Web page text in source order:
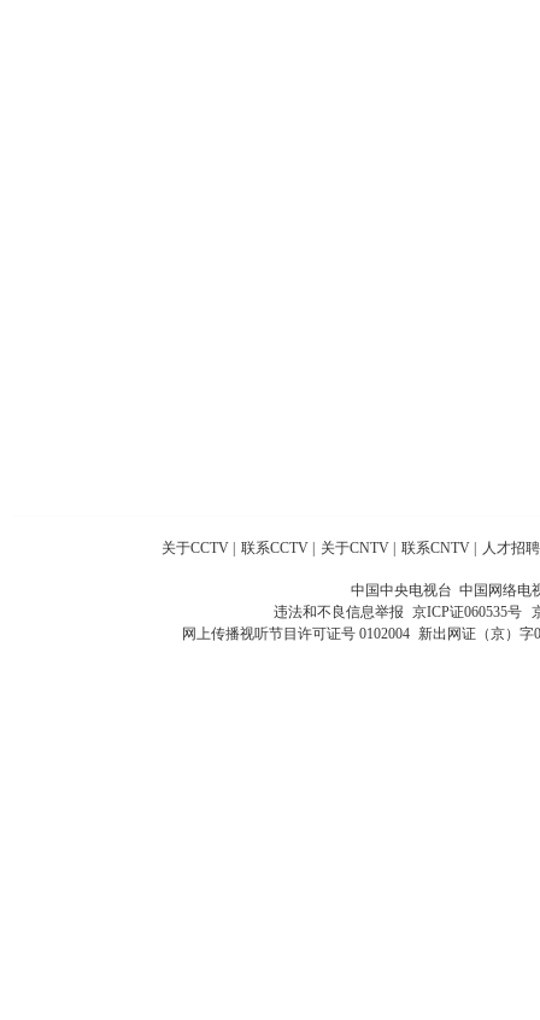
关于CCTV 联系CCTV 关于CNTV 联系CNTV 人才招聘
中国中央电视台 中国网络电
违法和不良信息举报 京ICP证060535号
网上传播视听节目许可证号 0102004 新出网证（京）